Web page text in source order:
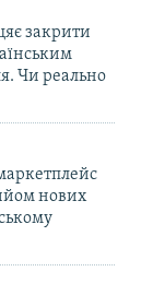
закрити
Чи реально
нових